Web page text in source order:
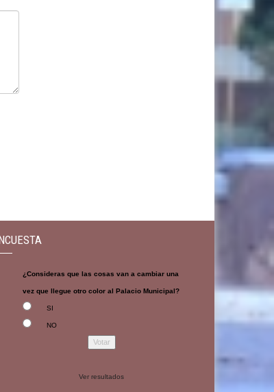
¿Consideras que las cosas van a cambiar una
vez que llegue otro color al Palacio Municipal?
SI
NO
Ver resultados